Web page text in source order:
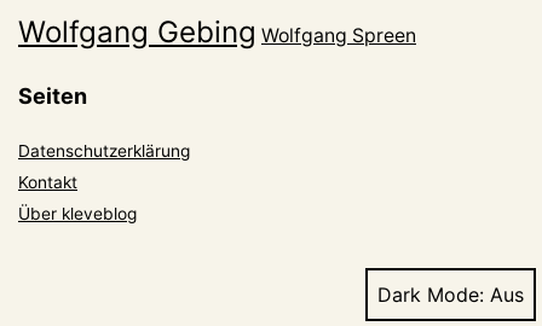
Wolfgang Gebing Wolfgang Spreen
Seiten
Datenschutzerklärung
Kontakt
Über kleveblog
Dark Mode: